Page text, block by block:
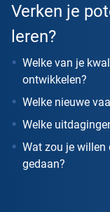
Verken je
leren?
Welke van je
ontwikkelen?
Welke nieuwe
Welke
Wat zou je willen
gedaan?